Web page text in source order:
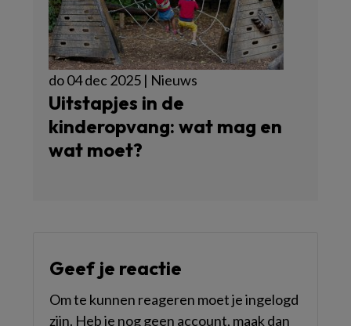
do 04 dec 2025 | Nieuws
Uitstapjes in de
kinderopvang: wat mag en
wat moet?
Geef je reactie
Om te kunnen reageren moet je ingelogd
zijn. Heb je nog geen account, maak dan